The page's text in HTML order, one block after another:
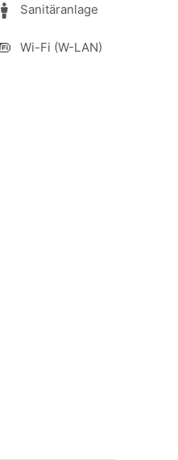
Sanitäranlage
Wi-Fi (W-LAN)